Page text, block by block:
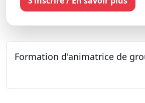
Formation d'animatrice de